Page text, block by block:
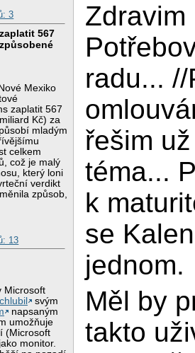
3
567
Mexiko
zaplatit 567
Kč) za
mladým
celkem
což je malý
který loni
verdikt
způsob,
13
Microsoft
svým
napsaným
umožňuje
(Microsoft
monitor.
radu...
řešim
téma...
k
se
jednom.
Měl by
takto